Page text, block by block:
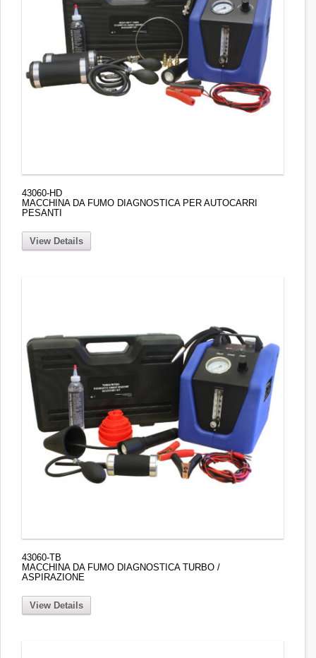
43060-HD
MACCHINA DA FUMO DIAGNOSTICA PER AUTOCARRI
PESANTI
View Details
43060-TB
MACCHINA DA FUMO DIAGNOSTICA TURBO /
ASPIRAZIONE
View Details